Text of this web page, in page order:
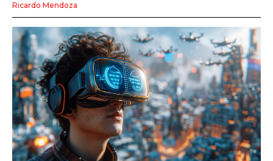
Ricardo Mendoza